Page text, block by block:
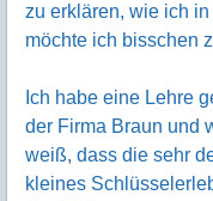
zu erklären, wie ich
möchte ich bisschen
Ich habe eine Lehre
der Firma Braun und
weiß, dass die sehr
kleines